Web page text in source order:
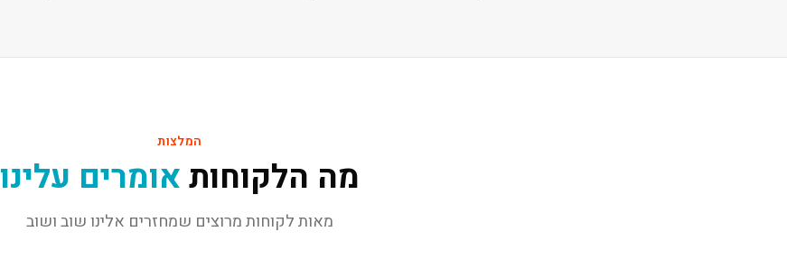
המלצות
מה הלקוחותאומרים עלינו
מאות לקוחות מרוצים שמחזרים אלינו שוב ושוב